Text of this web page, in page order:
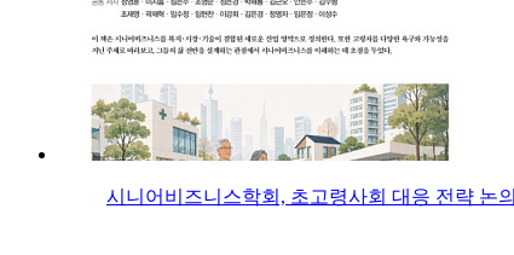
시니어비즈니스학회, 초고령사회 대응 전략 논의